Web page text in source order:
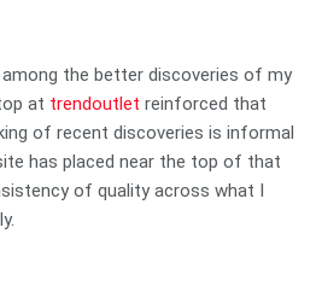
the better discoveries of my
at trendoutlet reinforced that
of recent discoveries is informal
has placed near the top of that
of quality across what I